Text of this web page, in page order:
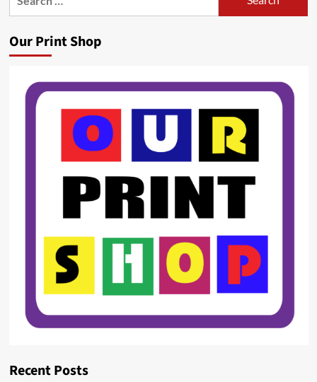
Our Print Shop
Recent Posts